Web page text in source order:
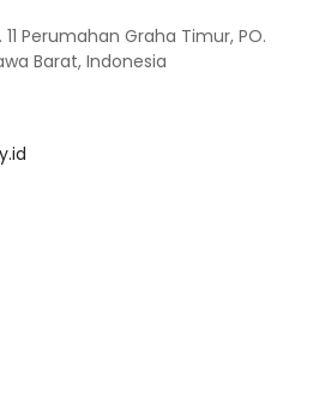
11 Perumahan Graha Timur, PO.
Barat, Indonesia